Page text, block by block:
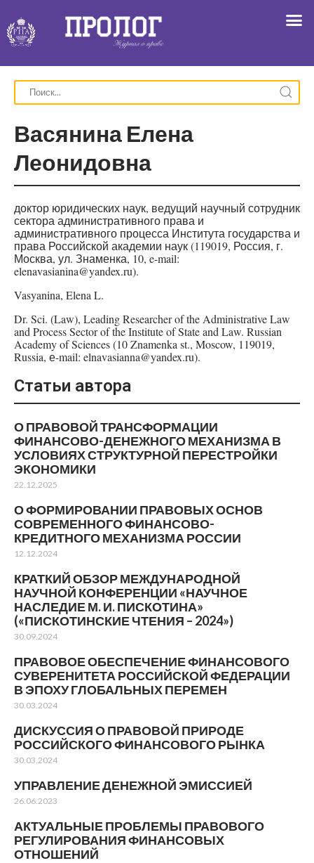
Васянина Елена
Леонидовна
доктор юридических наук, ведущий научный сотрудник
сектора административного права и
административного процесса Института государства и
права Российской академии наук (119019, Россия, г.
Москва, ул. Знаменка, 10, e-mail:
elenavasianina@yandex.ru).
Vasyanina, Elena L.
Dr. Sci. (Law), Leading Researcher of the Administrative Law
and Process Sector of the Institute of State and Law. Russian
Academy of Sciences (10 Znamenka st., Moscow, 119019,
Russia, е-mail: elnavasianna@yandex.ru).
Статьи автора
О ПРАВОВОЙ ТРАНСФОРМАЦИИ
ФИНАНСОВО-ДЕНЕЖНОГО МЕХАНИЗМА В
УСЛОВИЯХ СТРУКТУРНОЙ ПЕРЕСТРОЙКИ
ЭКОНОМИКИ
22.12.2025
О ФОРМИРОВАНИИ ПРАВОВЫХ ОСНОВ
СОВРЕМЕННОГО ФИНАНСОВО-
КРЕДИТНОГО МЕХАНИЗМА РОССИИ
12.12.2024
КРАТКИЙ ОБЗОР МЕЖДУНАРОДНОЙ
НАУЧНОЙ КОНФЕРЕНЦИИ «НАУЧНОЕ
НАСЛЕДИЕ М. И. ПИСКОТИНА»
(«ПИСКОТИНСКИЕ ЧТЕНИЯ – 2024»)
30.09.2024
ПРАВОВОЕ ОБЕСПЕЧЕНИЕ ФИНАНСОВОГО
СУВЕРЕНИТЕТА РОССИЙСКОЙ ФЕДЕРАЦИИ
В ЭПОХУ ГЛОБАЛЬНЫХ ПЕРЕМЕН
30.03.2024
ДИСКУССИЯ О ПРАВОВОЙ ПРИРОДЕ
РОССИЙСКОГО ФИНАНСОВОГО РЫНКА
30.03.2024
УПРАВЛЕНИЕ ДЕНЕЖНОЙ ЭМИССИЕЙ
26.06.2023
АКТУАЛЬНЫЕ ПРОБЛЕМЫ ПРАВОВОГО
РЕГУЛИРОВАНИЯ ФИНАНСОВЫХ
ОТНОШЕНИЙ